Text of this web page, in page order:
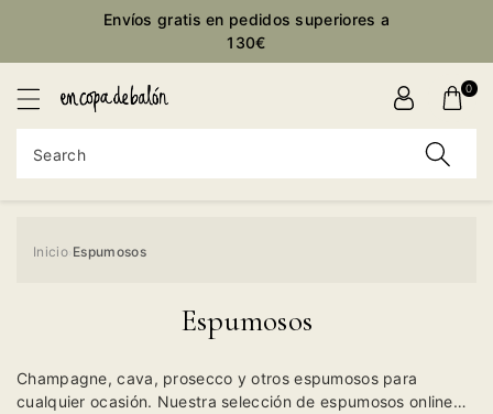
Envíos gratis en pedidos superiores a
130€
Search
0
Inicio› Espumosos
Espumosos
Champagne, cava, prosecco y otros espumosos para
cualquier ocasión. Nuestra selección de espumosos online